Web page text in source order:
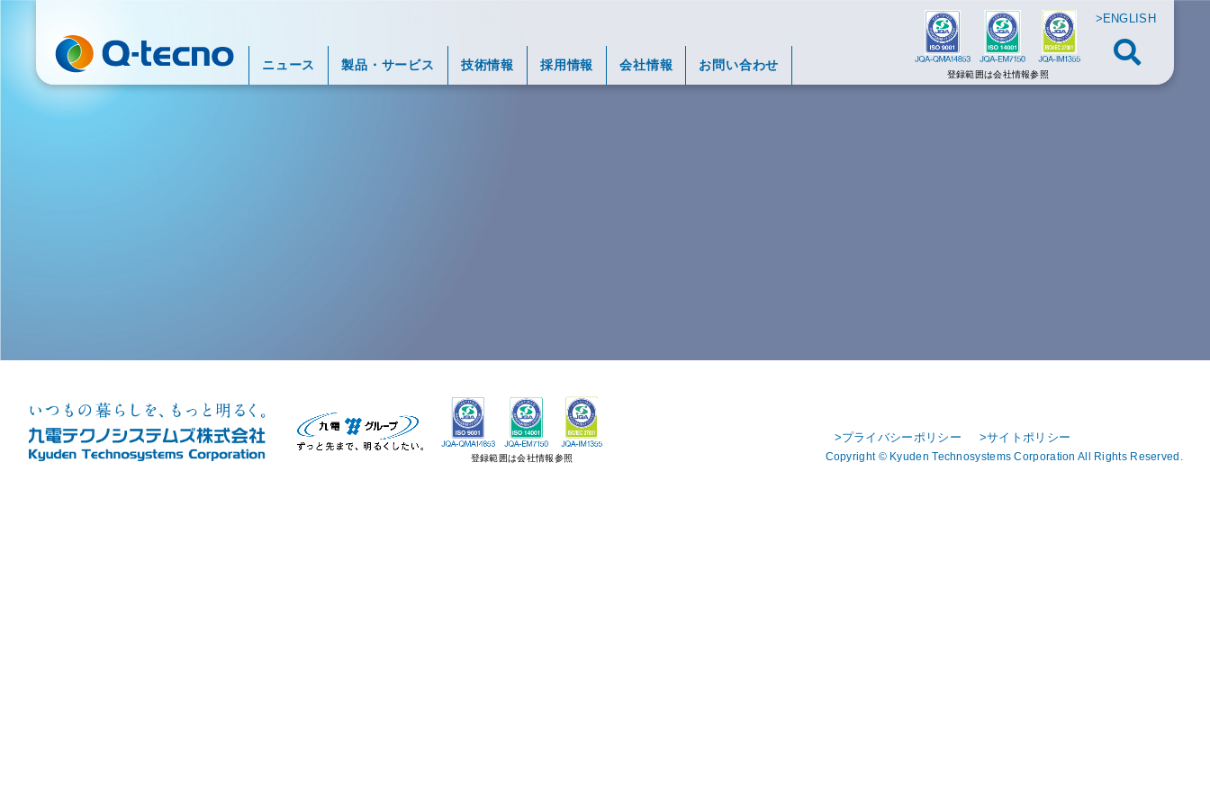
>ENGLISH
ニュース 製品・サービス 技術情報 採用情報 会社情報 お問い合わせ
登録範囲は会社情報参照
登録範囲は会社情報参照
>プライバシーポリシー >サイトポリシー
Copyright © Kyuden Technosystems Corporation All Rights Reserved.